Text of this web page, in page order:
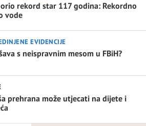
rekord star 117 godina: Rekordno
vode
EVIDENCIJE
s neispravnim mesom u FBiH?
prehrana može utjecati na dijete i